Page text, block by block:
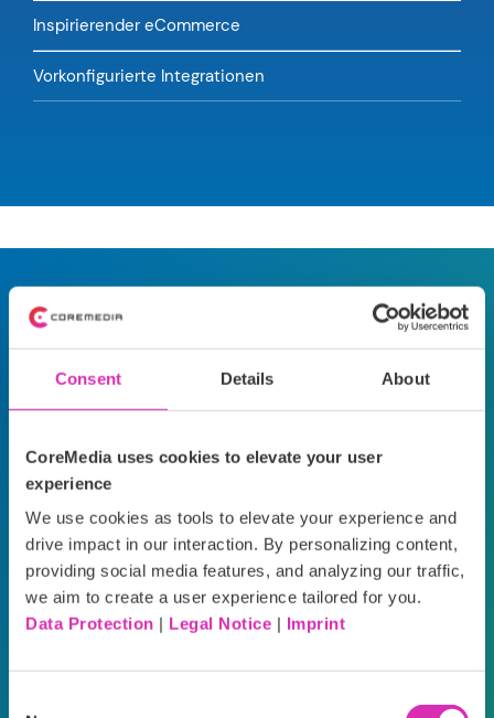
Consent Details About
CoreMedia uses cookies to elevate your user
experience
We use cookies as tools to elevate your experience and
drive impact in our interaction. By personalizing content,
providing social media features, and analyzing our traffic,
we aim to create a user experience tailored for you.
Data Protection | Legal Notice | Imprint
Inspirierender eCommerce
Vorkonfigurierte Integrationen
Was unsere Kund:innen sagen
„Wir können unsere
Geschäftsziele
schneller erreichen
und unseren Kunden
ein personalisiertes,
nahtloses und
überaus